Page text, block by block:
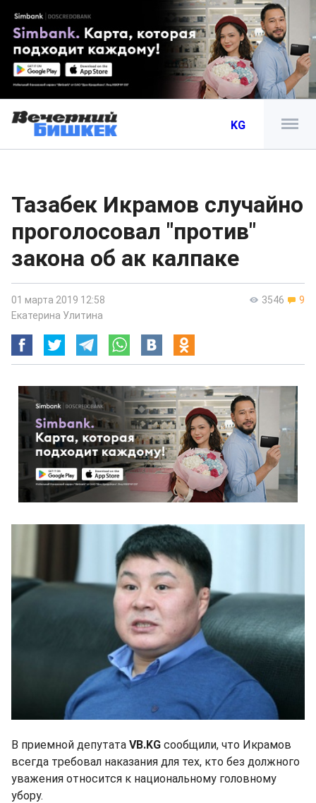
KG
Тазабек Икрамов случайно
проголосовал "против"
закона об ак калпаке
3546 9
01 марта 2019 12:58
Екатерина Улитина
В приемной депутата VB.KG сообщили, что Икрамов
всегда требовал наказания для тех, кто без должного
уважения относится к национальному головному
убору.